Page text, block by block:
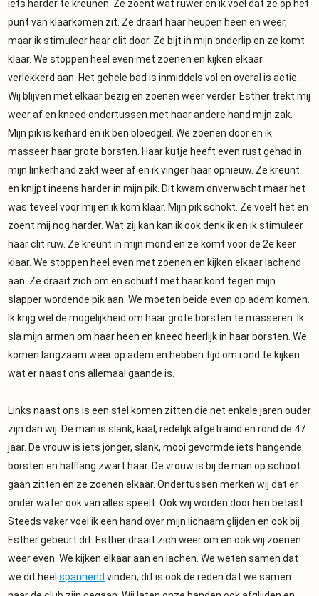
iets harder te kreunen. Ze zoent wat ruwer en ik voel dat ze op het
punt van klaarkomen zit. Ze draait haar heupen heen en weer,
maar ik stimuleer haar clit door. Ze bijt in mijn onderlip en ze komt
klaar. We stoppen heel even met zoenen en kijken elkaar
verlekkerd aan. Het gehele bad is inmiddels vol en overal is actie.
Wij blijven met elkaar bezig en zoenen weer verder. Esther trekt mij
weer af en kneed ondertussen met haar andere hand mijn zak.
Mijn pik is keihard en ik ben bloedgeil. We zoenen door en ik
masseer haar grote borsten. Haar kutje heeft even rust gehad in
mijn linkerhand zakt weer af en ik vinger haar opnieuw. Ze kreunt
en knijpt ineens harder in mijn pik. Dit kwam onverwacht maar het
was teveel voor mij en ik kom klaar. Mijn pik schokt. Ze voelt het en
zoent mij nog harder. Wat zij kan kan ik ook denk ik en ik stimuleer
haar clit ruw. Ze kreunt in mijn mond en ze komt voor de 2e keer
klaar. We stoppen heel even met zoenen en kijken elkaar lachend
aan. Ze draait zich om en schuift met haar kont tegen mijn
slapper wordende pik aan. We moeten beide even op adem komen.
Ik krijg wel de mogelijkheid om haar grote borsten te masseren. Ik
sla mijn armen om haar heen en kneed heerlijk in haar borsten. We
komen langzaam weer op adem en hebben tijd om rond te kijken
wat er naast ons allemaal gaande is.
Links naast ons is een stel komen zitten die net enkele jaren ouder
zijn dan wij. De man is slank, kaal, redelijk afgetraind en rond de 47
jaar. De vrouw is iets jonger, slank, mooi gevormde iets hangende
borsten en halflang zwart haar. De vrouw is bij de man op schoot
gaan zitten en ze zoenen elkaar. Ondertussen merken wij dat er
onder water ook van alles speelt. Ook wij worden door hen betast.
Steeds vaker voel ik een hand over mijn lichaam glijden en ook bij
Esther gebeurt dit. Esther draait zich weer om en ook wij zoenen
weer even. We kijken elkaar aan en lachen. We weten samen dat
we dit heel spannend vinden, dit is ook de reden dat we samen